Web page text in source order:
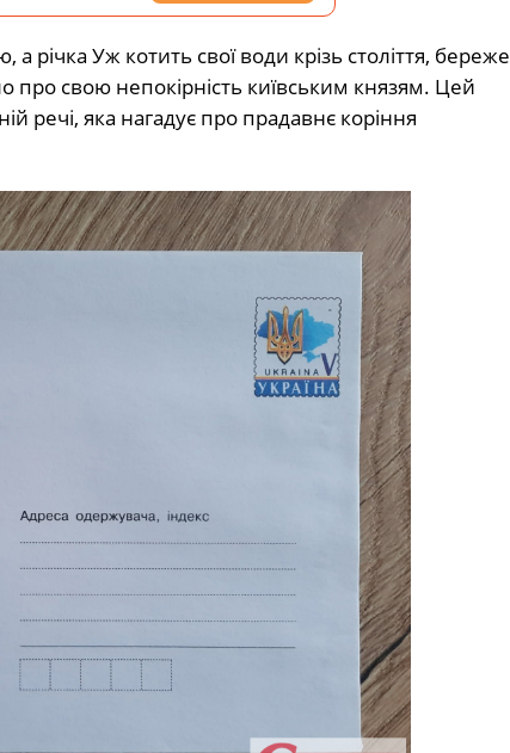
річка Уж котить свої води крізь століття, береже
про свою непокірність київським князям. Цей
речі, яка нагадує про прадавнє коріння